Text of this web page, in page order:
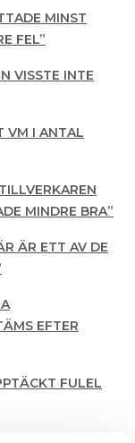
MINST
FEL”
VISSTE INTE
VM I ANTAL
MINDRE BRA”
ÄR ETT AV DE
EFTER
FULEL